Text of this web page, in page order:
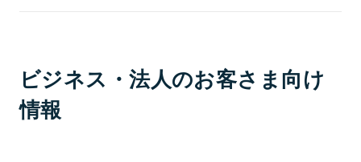
ビジネス・法人のお客さま向け
情報